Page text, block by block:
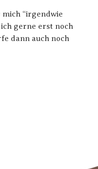
“irgendwie
gerne erst noch
dann auch noch